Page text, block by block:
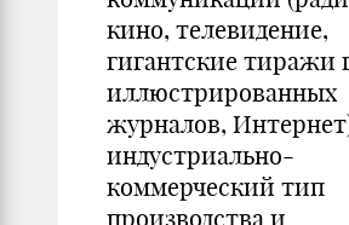
кино, телевидение,
гигантские тиражи
иллюстрированных
журналов,
индустриально-
коммерческий тип
производства и